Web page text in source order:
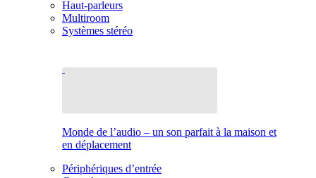
Haut-parleurs
Multiroom
Systèmes stéréo
Monde de l’audio – un son parfait à la maison et
en déplacement
Périphériques d’entrée